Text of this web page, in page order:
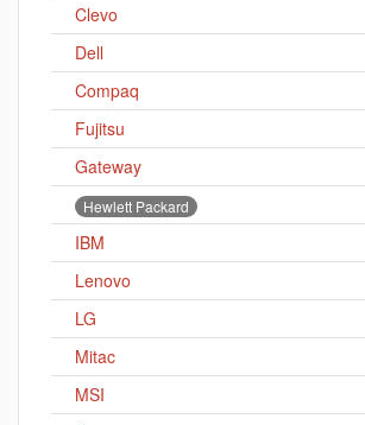
Clevo
Dell
Compaq
Fujitsu
Gateway
Hewlett Packard
IBM
Lenovo
LG
Mitac
MSI